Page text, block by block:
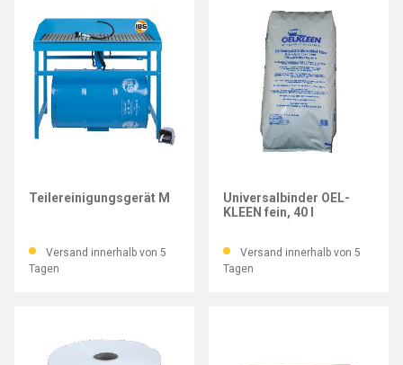
Teilereinigungsgerät M
Versand innerhalb von 5
Tagen
Universalbinder OEL-
KLEEN fein, 40 l
Versand innerhalb von 5
Tagen